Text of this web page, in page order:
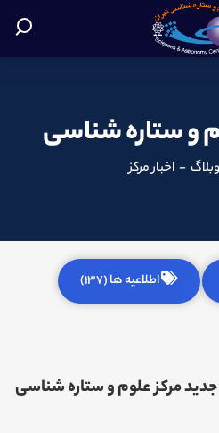
و ستاره شناسی
وبلاگ - اخبار مرکز
اطلاعیه ها (137)
جدید مرکز علوم و ستاره شناسی